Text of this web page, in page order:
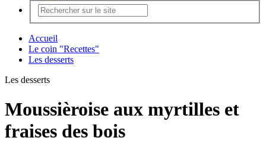
Accueil
Le coin "Recettes"
Les desserts
Les desserts
Moussièroise aux myrtilles et
fraises des bois